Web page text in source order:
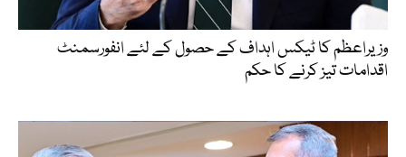
وزیراعظم کا ٹیکس اہداف کے حصول کے لئے انفورسمنٹ
اقدامات تیز کرنے کا حکم